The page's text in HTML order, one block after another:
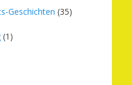
Geschichten (35)
(1)